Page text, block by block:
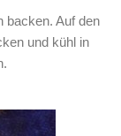
backen. Auf den
und kühl in